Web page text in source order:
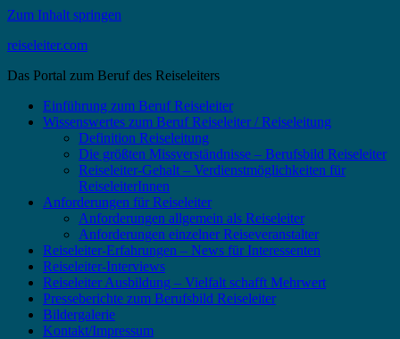
Zum Inhalt springen
reiseleiter.com
Das Portal zum Beruf des Reiseleiters
Einführung zum Beruf Reiseleiter
Wissenswertes zum Beruf Reiseleiter / Reiseleitung
Definition Reiseleitung
Die größten Missverständnisse – Berufsbild Reiseleiter
Reiseleiter-Gehalt – Verdienstmöglichkeiten für
ReiseleiterInnen
Anforderungen für Reiseleiter
Anforderungen allgemein als Reiseleiter
Anforderungen einzelner Reiseveranstalter
Reiseleiter-Erfahrungen – News für Interessenten
Reiseleiter-Interviews
Reiseleiter Ausbildung – Vielfalt schafft Mehrwert
Presseberichte zum Berufsbild Reiseleiter
Bildergalerie
Kontakt/Impressum